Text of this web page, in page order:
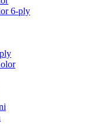
6-ply